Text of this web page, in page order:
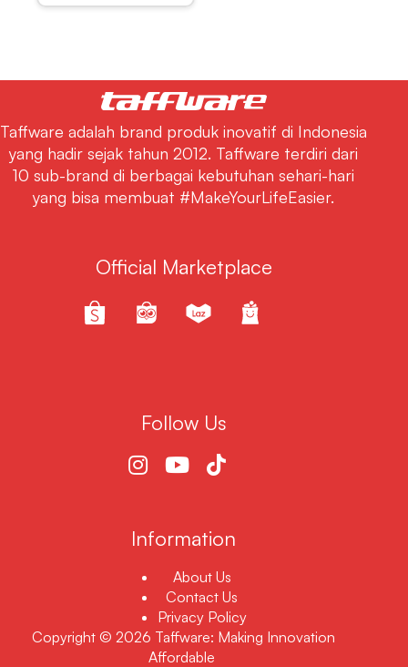
Taffware adalah brand produk inovatif di Indonesia
yang hadir sejak tahun 2012. Taffware terdiri dari
10 sub-brand di berbagai kebutuhan sehari-hari
yang bisa membuat #MakeYourLifeEasier.
Official Marketplace
Follow Us
Information
About Us
Contact Us
Privacy Policy
Copyright © 2026 Taffware: Making Innovation
Affordable